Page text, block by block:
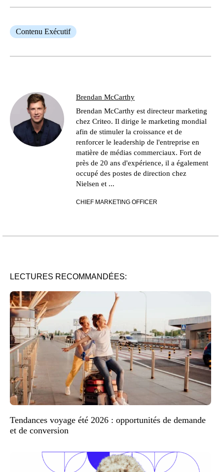
Contenu Exécutif
Brendan McCarthy
Brendan McCarthy est directeur marketing
chez Criteo. Il dirige le marketing mondial
afin de stimuler la croissance et de
renforcer le leadership de l'entreprise en
matière de médias commerciaux. Fort de
près de 20 ans d'expérience, il a également
occupé des postes de direction chez
Nielsen et ...
CHIEF MARKETING OFFICER
LECTURES RECOMMANDÉES:
Tendances voyage été 2026 : opportunités de demande
et de conversion